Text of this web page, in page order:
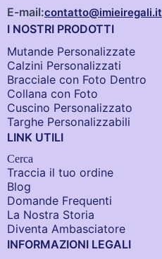
E-mail:contatto@imieiregali.it
I NOSTRI PRODOTTI
Mutande Personalizzate
Calzini Personalizzati
Bracciale con Foto Dentro​
Collana con Foto
Cuscino Personalizzato
Targhe Personalizzabili
LINK UTILI
Cerca
Traccia il tuo ordine
Blog
Domande Frequenti
La Nostra Storia
Diventa Ambasciatore
INFORMAZIONI LEGALI